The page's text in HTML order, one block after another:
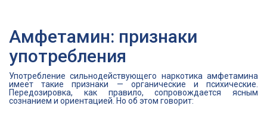
Амфетамин: признаки
употребления
Употребление сильнодействующего наркотика амфетамина
имеет такие признаки — органические и психические.
Передозировка, как правило, сопровождается ясным
сознанием и ориентацией. Но об этом говорит: